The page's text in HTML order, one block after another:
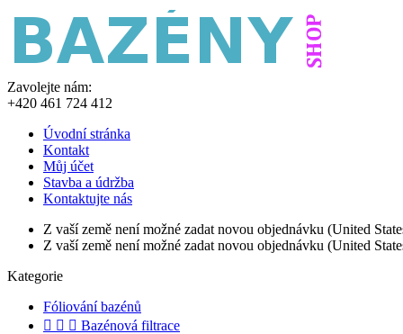
Zavolejte nám:
+420 461 724 412
Úvodní stránka
Kontakt
Můj účet
Stavba a údržba
Kontaktujte nás
Z vaší země není možné zadat novou objednávku (United
Z vaší země není možné zadat novou objednávku (United
Kategorie
Fóliování bazénů
   Bazénová filtrace